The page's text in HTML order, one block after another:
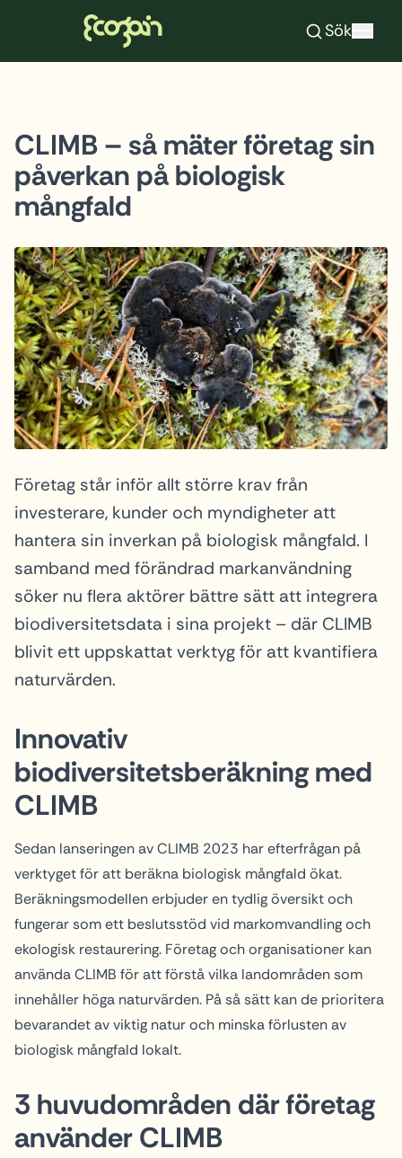
Hoppa till innehåll
Sök
CLIMB – så mäter företag sin
påverkan på biologisk
mångfald
Företag står inför allt större krav från
investerare, kunder och myndigheter att
hantera sin inverkan på biologisk mångfald. I
samband med förändrad markanvändning
söker nu flera aktörer bättre sätt att integrera
biodiversitetsdata i sina projekt – där CLIMB
blivit ett uppskattat verktyg för att kvantifiera
naturvärden.
Innovativ
biodiversitetsberäkning med
CLIMB
Sedan lanseringen av CLIMB 2023 har efterfrågan på
verktyget för att beräkna biologisk mångfald ökat.
Beräkningsmodellen erbjuder en tydlig översikt och
fungerar som ett beslutsstöd vid markomvandling och
ekologisk restaurering. Företag och organisationer kan
använda CLIMB för att förstå vilka landområden som
innehåller höga naturvärden. På så sätt kan de prioritera
bevarandet av viktig natur och minska förlusten av
biologisk mångfald lokalt.
3 huvudområden där företag
använder CLIMB